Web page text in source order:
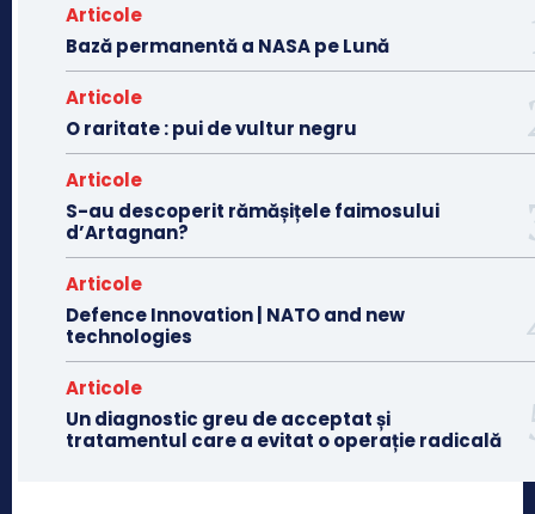
Articole
Bază permanentă a NASA pe Lună
Articole
O raritate : pui de vultur negru
Articole
S-au descoperit rămășițele faimosului
d’Artagnan?
Articole
Defence Innovation | NATO and new
technologies
Articole
Un diagnostic greu de acceptat și
tratamentul care a evitat o operație radicală